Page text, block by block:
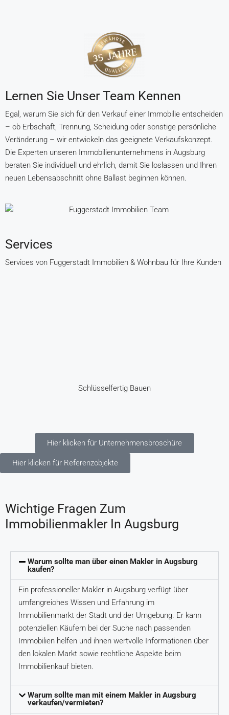
Lernen Sie Unser Team Kennen
Egal, warum Sie sich für den Verkauf einer Immobilie entscheiden
– ob Erbschaft, Trennung, Scheidung oder sonstige persönliche
Veränderung – wir entwickeln das geeignete Verkaufskonzept.
Die Experten unseren Immobilienunternehmens in Augsburg
beraten Sie individuell und ehrlich, damit Sie loslassen und Ihren
neuen Lebensabschnitt ohne Ballast beginnen können.
Services
Services von Fuggerstadt Immobilien & Wohnbau für Ihre Kunden
Schlüsselfertig Bauen
Hier klicken für Unternehmensbroschüre
Hier klicken für Referenzobjekte
Wichtige Fragen Zum
Immobilienmakler In Augsburg
Warum sollte man über einen Makler in Augsburg
kaufen?
Ein professioneller Makler in Augsburg verfügt über
umfangreiches Wissen und Erfahrung im
Immobilienmarkt der Stadt und der Umgebung. Er kann
potenziellen Käufern bei der Suche nach passenden
Immobilien helfen und ihnen wertvolle Informationen über
den lokalen Markt sowie rechtliche Aspekte beim
Immobilienkauf bieten.
Warum sollte man mit einem Makler in Augsburg
verkaufen/vermieten?